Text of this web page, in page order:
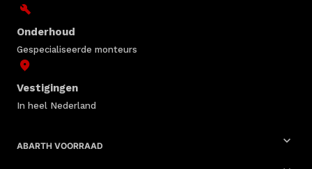
Onderhoud
Gespecialiseerde monteurs
Vestigingen
In heel Nederland
ABARTH VOORRAAD